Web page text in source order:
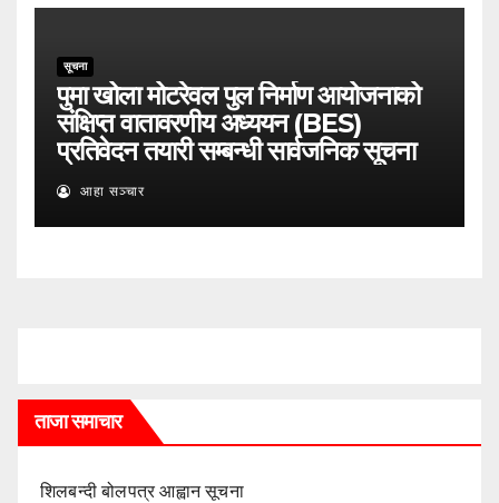
सूचना
पुमा खोला मोटरेवल पुल निर्माण आयोजनाको
संक्षिप्त वातावरणीय अध्ययन (BES)
प्रतिवेदन तयारी सम्बन्धी सार्वजनिक सूचना
आहा सञ्चार
ताजा समाचार
शिलबन्दी बोलपत्र आह्वान सूचना